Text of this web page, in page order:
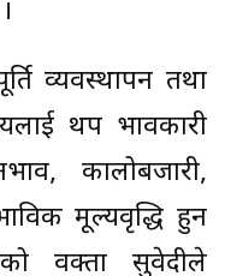
व्यवस्थापन तथा
थप प्रभावकारी
कालोबजारी,
मूल्यवृद्धि हुन
प्रवक्ता सुवेदीले